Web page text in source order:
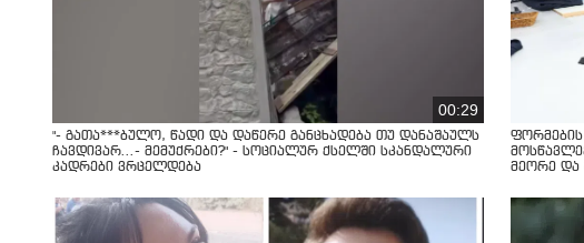
00:29
"- გათა***ბულო, წადი და დაწერე განცხადება თუ დანაშაულს
ჩავდივარ...- მემუქრები?" - სოციალურ ქსელში სკანდალური
კადრები ვრცელდება
მეორე და